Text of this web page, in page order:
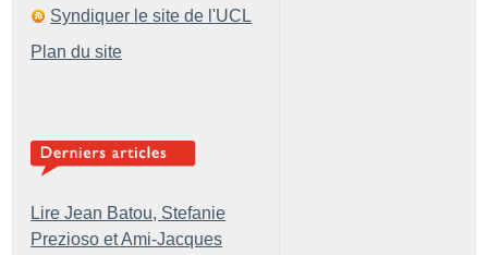
Syndiquer le site de l'UCL
Plan du site
Lire Jean Batou, Stefanie
Prezioso et Ami-Jacques